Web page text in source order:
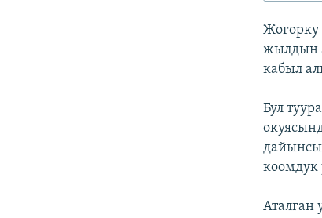
Жогорку
жылдын
кабыл
Бул
Аталган